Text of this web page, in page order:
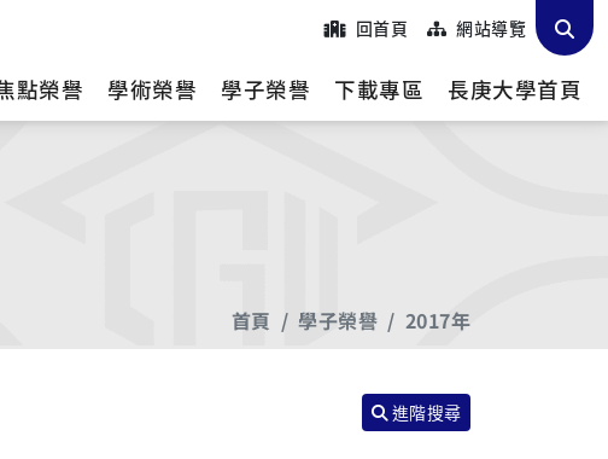
回首頁 網站導覽
點榮譽 學術榮譽 學子榮譽 下載專區 長庚大學首頁
首頁 學子榮譽 2017年
進階搜尋